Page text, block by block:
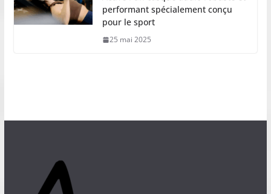
performant spécialement conçu
pour le sport
25 mai 2025